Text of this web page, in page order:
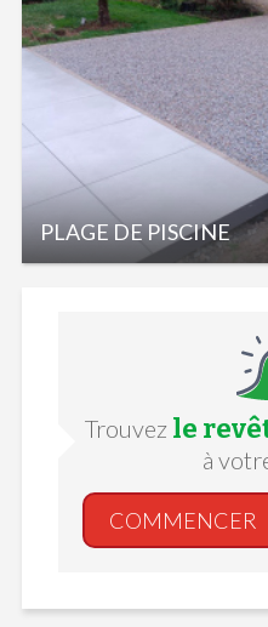
PLAGE DE PISCINE
Trouvez le
à
COMMENCER